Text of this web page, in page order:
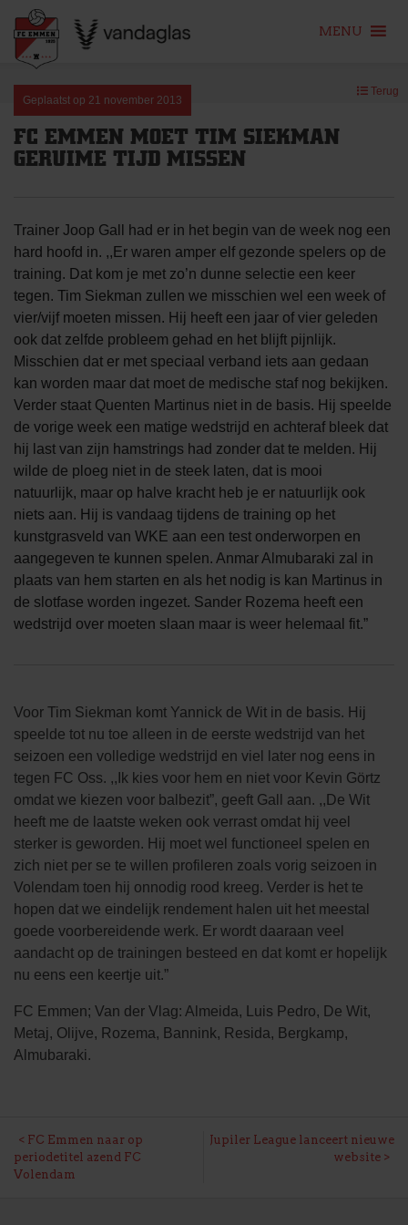
content
MENU
Geplaatst op 21 november 2013
Terug
FC EMMEN MOET TIM SIEKMAN
GERUIME TIJD MISSEN
Trainer Joop Gall had er in het begin van de week nog een
hard hoofd in. ,,Er waren amper elf gezonde spelers op de
training. Dat kom je met zo’n dunne selectie een keer
tegen. Tim Siekman zullen we misschien wel een week of
vier/vijf moeten missen. Hij heeft een jaar of vier geleden
ook dat zelfde probleem gehad en het blijft pijnlijk.
Misschien dat er met speciaal verband iets aan gedaan
kan worden maar dat moet de medische staf nog bekijken.
Verder staat Quenten Martinus niet in de basis. Hij speelde
de vorige week een matige wedstrijd en achteraf bleek dat
hij last van zijn hamstrings had zonder dat te melden. Hij
wilde de ploeg niet in de steek laten, dat is mooi
natuurlijk, maar op halve kracht heb je er natuurlijk ook
niets aan. Hij is vandaag tijdens de training op het
kunstgrasveld van WKE aan een test onderworpen en
aangegeven te kunnen spelen. Anmar Almubaraki zal in
plaats van hem starten en als het nodig is kan Martinus in
de slotfase worden ingezet. Sander Rozema heeft een
wedstrijd over moeten slaan maar is weer helemaal fit.”
Voor Tim Siekman komt Yannick de Wit in de basis. Hij
speelde tot nu toe alleen in de eerste wedstrijd van het
seizoen een volledige wedstrijd en viel later nog eens in
tegen FC Oss. ,,Ik kies voor hem en niet voor Kevin Görtz
omdat we kiezen voor balbezit”, geeft Gall aan. ,,De Wit
heeft me de laatste weken ook verrast omdat hij veel
sterker is geworden. Hij moet wel functioneel spelen en
zich niet per se te willen profileren zoals vorig seizoen in
Volendam toen hij onnodig rood kreeg. Verder is het te
hopen dat we eindelijk rendement halen uit het meestal
goede voorbereidende werk. Er wordt daaraan veel
aandacht op de trainingen besteed en dat komt er hopelijk
nu eens een keertje uit.”
FC Emmen; Van der Vlag: Almeida, Luis Pedro, De Wit,
Metaj, Olijve, Rozema, Bannink, Resida, Bergkamp,
Almubaraki.
BERICHT
NAVIGATIE
FC Emmen naar op
periodetitel azend FC
Volendam
Jupiler League lanceert nieuwe
website